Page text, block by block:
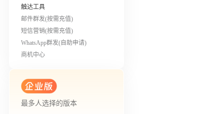
触达工具
邮件群发(按需充值)
短信营销(按需充值)
WhatsApp群发(自助申请)
商机中心
最多人选择的版本